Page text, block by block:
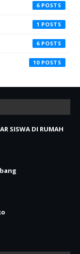
6
1
6
10
SISWA DI RUMAH